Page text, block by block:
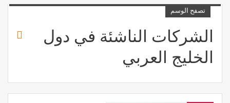
تصفح الوسم
الشركات الناشئة في دول
الخليج العربي